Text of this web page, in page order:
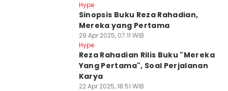
Hype
Sinopsis Buku Reza Rahadian,
Mereka yang Pertama
29 Apr 2025, 07:11 WIB
Hype
Reza Rahadian Rilis Buku "Mereka
Yang Pertama", Soal Perjalanan
Karya
22 Apr 2025, 18:51 WIB